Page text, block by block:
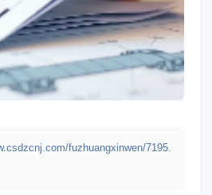
fuzhuangxinwen/7195.